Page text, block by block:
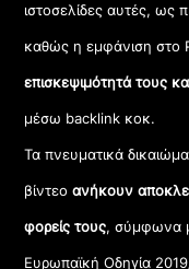
ιστοσελίδες αυτές, ως
καθώς η εμφάνιση στο
επισκεψιμότητά τους
μέσω backlink κοκ.
Τα πνευματικά
βίντεοανήκουν
φορείς τους, σύμφωνα
Ευρωπαϊκή Οδηγία